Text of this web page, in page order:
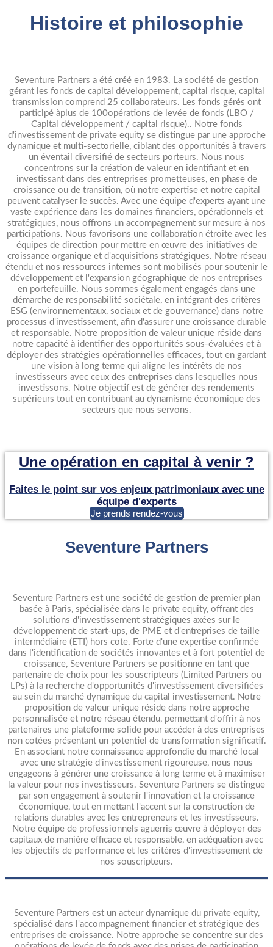
Histoire et philosophie
Seventure Partners a été créé en 1983. La société de gestion
gérant les fonds de capital développement, capital risque, capital
transmission comprend 25 collaborateurs. Les fonds gérés ont
participé àplus de 100opérations de levée de fonds (LBO /
Capital développement / capital risque).. Notre fonds
d'investissement de private equity se distingue par une approche
dynamique et multi-sectorielle, ciblant des opportunités à travers
un éventail diversifié de secteurs porteurs. Nous nous
concentrons sur la création de valeur en identifiant et en
investissant dans des entreprises prometteuses, en phase de
croissance ou de transition, où notre expertise et notre capital
peuvent catalyser le succès. Avec une équipe d'experts ayant une
vaste expérience dans les domaines financiers, opérationnels et
stratégiques, nous offrons un accompagnement sur mesure à nos
participations. Nous favorisons une collaboration étroite avec les
équipes de direction pour mettre en œuvre des initiatives de
croissance organique et d'acquisitions stratégiques. Notre réseau
étendu et nos ressources internes sont mobilisés pour soutenir le
développement et l'expansion géographique de nos entreprises
en portefeuille. Nous sommes également engagés dans une
démarche de responsabilité sociétale, en intégrant des critères
ESG (environnementaux, sociaux et de gouvernance) dans notre
processus d'investissement, afin d'assurer une croissance durable
et responsable. Notre proposition de valeur unique réside dans
notre capacité à identifier des opportunités sous-évaluées et à
déployer des stratégies opérationnelles efficaces, tout en gardant
une vision à long terme qui aligne les intérêts de nos
investisseurs avec ceux des entreprises dans lesquelles nous
investissons. Notre objectif est de générer des rendements
supérieurs tout en contribuant au dynamisme économique des
secteurs que nous servons.
Une opération en capital à venir ?
Faites le point sur vos enjeux patrimoniaux avec une
équipe d'experts
Je prends rendez-vous
Seventure Partners
Seventure Partners est une société de gestion de premier plan
basée à Paris, spécialisée dans le private equity, offrant des
solutions d'investissement stratégiques axées sur le
développement de start-ups, de PME et d'entreprises de taille
intermédiaire (ETI) hors cote. Forte d'une expertise confirmée
dans l'identification de sociétés innovantes et à fort potentiel de
croissance, Seventure Partners se positionne en tant que
partenaire de choix pour les souscripteurs (Limited Partners ou
LPs) à la recherche d'opportunités d'investissement diversifiées
au sein du marché dynamique du capital investissement. Notre
proposition de valeur unique réside dans notre approche
personnalisée et notre réseau étendu, permettant d'offrir à nos
partenaires une plateforme solide pour accéder à des entreprises
non cotées présentant un potentiel de transformation significatif.
En associant notre connaissance approfondie du marché local
avec une stratégie d'investissement rigoureuse, nous nous
engageons à générer une croissance à long terme et à maximiser
la valeur pour nos investisseurs. Seventure Partners se distingue
par son engagement à soutenir l'innovation et la croissance
économique, tout en mettant l'accent sur la construction de
relations durables avec les entrepreneurs et les investisseurs.
Notre équipe de professionnels aguerris œuvre à déployer des
capitaux de manière efficace et responsable, en adéquation avec
les objectifs de performance et les critères d'investissement de
nos souscripteurs.
Seventure Partners est un acteur dynamique du private equity,
spécialisé dans l'accompagnement financier et stratégique des
entreprises de croissance. Notre approche se concentre sur des